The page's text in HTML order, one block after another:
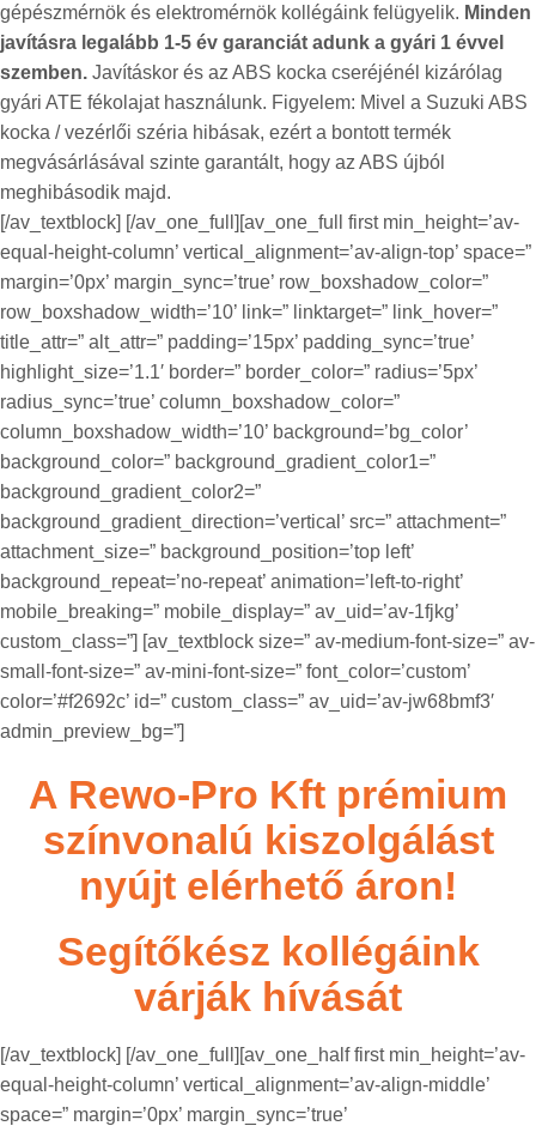
gépészmérnök és elektromérnök kollégáink felügyelik. Minden
javításra legalább 1-5 év garanciát adunk a gyári 1 évvel
szemben. Javításkor és az ABS kocka cseréjénél kizárólag
gyári ATE fékolajat használunk. Figyelem: Mivel a Suzuki ABS
kocka / vezérlői széria hibásak, ezért a bontott termék
megvásárlásával szinte garantált, hogy az ABS újból
meghibásodik majd.
[/av_textblock] [/av_one_full][av_one_full first min_height=’av-
equal-height-column’ vertical_alignment=’av-align-top’ space=”
margin=’0px’ margin_sync=’true’ row_boxshadow_color=”
row_boxshadow_width=’10’ link=” linktarget=” link_hover=”
title_attr=” alt_attr=” padding=’15px’ padding_sync=’true’
highlight_size=’1.1′ border=” border_color=” radius=’5px’
radius_sync=’true’ column_boxshadow_color=”
column_boxshadow_width=’10’ background=’bg_color’
background_color=” background_gradient_color1=”
background_gradient_color2=”
background_gradient_direction=’vertical’ src=” attachment=”
attachment_size=” background_position=’top left’
background_repeat=’no-repeat’ animation=’left-to-right’
mobile_breaking=” mobile_display=” av_uid=’av-1fjkg’
custom_class=”] [av_textblock size=” av-medium-font-size=” av-
small-font-size=” av-mini-font-size=” font_color=’custom’
color=’#f2692c’ id=” custom_class=” av_uid=’av-jw68bmf3′
admin_preview_bg=”]
A Rewo-Pro Kft prémium
színvonalú kiszolgálást
nyújt elérhető áron!
Segítőkész kollégáink
várják hívását
[/av_textblock] [/av_one_full][av_one_half first min_height=’av-
equal-height-column’ vertical_alignment=’av-align-middle’
space=” margin=’0px’ margin_sync=’true’